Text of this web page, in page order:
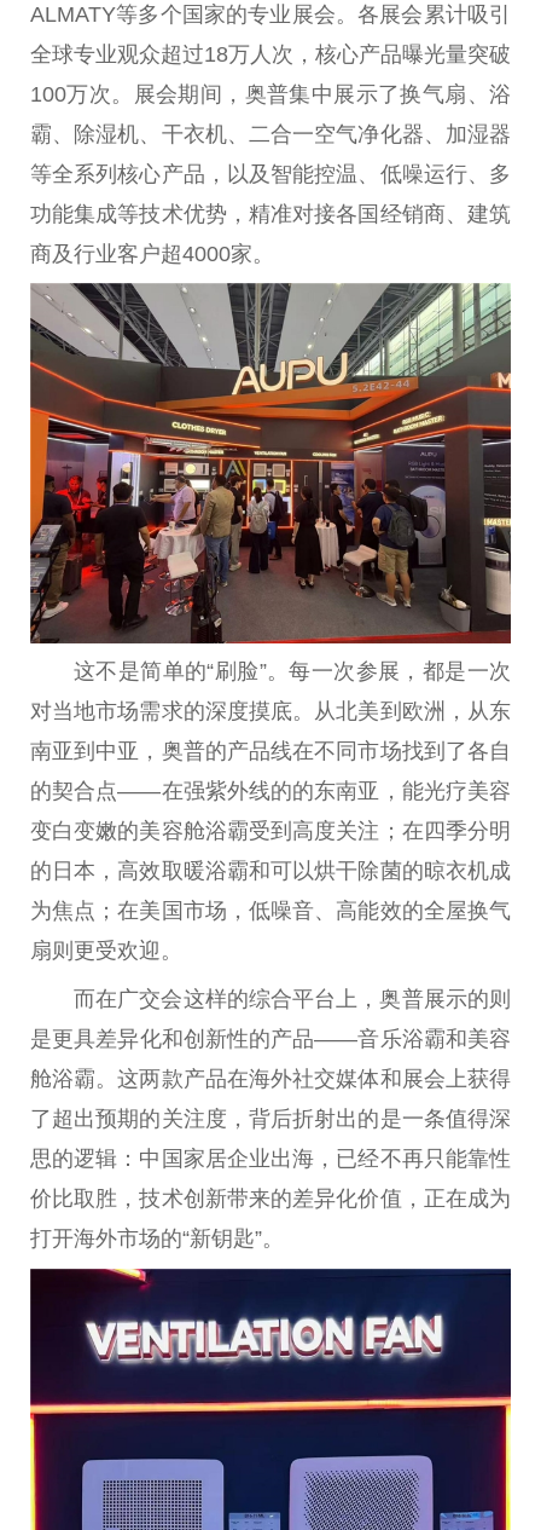
ALMATY等多个国家的专业展会。各展会累计吸引
全球专业观众超过18万人次，核心产品曝光量突破
100万次。展会期间，奥普集中展示了换气扇、浴
霸、除湿机、干衣机、二合一空气净化器、加湿器
等全系列核心产品，以及智能控温、低噪运行、多
功能集成等技术优势，精准对接各国经销商、建筑
商及行业客户超4000家。
这不是简单的“刷脸”。每一次参展，都是一次
对当地市场需求的深度摸底。从北美到欧洲，从东
南亚到中亚，奥普的产品线在不同市场找到了各自
的契合点——在强紫外线的的东南亚，能光疗美容
变白变嫩的美容舱浴霸受到高度关注；在四季分明
的日本，高效取暖浴霸和可以烘干除菌的晾衣机成
为焦点；在美国市场，低噪音、高能效的全屋换气
扇则更受欢迎。
而在广交会这样的综合平台上，奥普展示的则
是更具差异化和创新性的产品——音乐浴霸和美容
舱浴霸。这两款产品在海外社交媒体和展会上获得
了超出预期的关注度，背后折射出的是一条值得深
思的逻辑： 中国 家居企业出海，已经不再只能靠性
价比取胜，技术创新带来的差异化价值，正在成为
打开海外市场的“新钥匙”。